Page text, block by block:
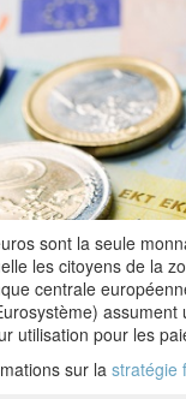
sont la seule
les citoyens de la
centrale
utilisation pour les
sur la stratégie